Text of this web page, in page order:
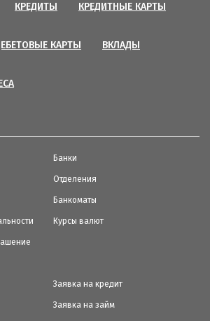
КРЕДИТЫ КРЕДИТНЫЕ КАРТЫ
КАРТЫ ВКЛАДЫ
Банки
Отделения
Банкоматы
Курсы валют
Заявка на кредит
Заявка на займ